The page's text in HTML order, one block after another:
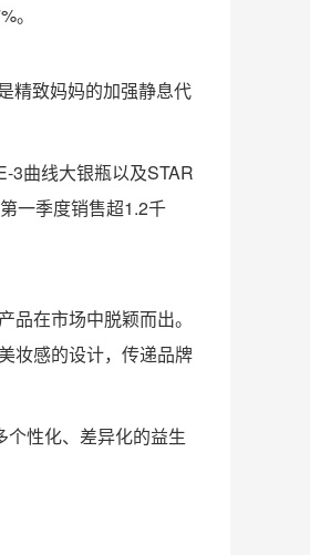
。
精致妈妈的加强静息代
3曲线大银瓶以及STAR
一季度销售超1.2千
在市场中脱颖而出。
妆感的设计，传递品牌
个性化、差异化的益生